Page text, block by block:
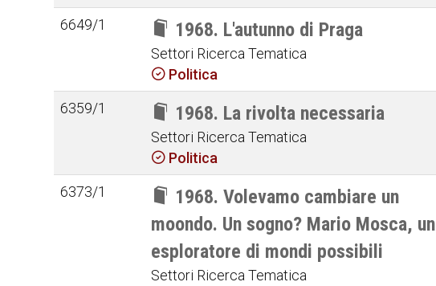
6649/1 1968. L'autunno di Praga
Settori Ricerca Tematica
Politica
6359/1 1968. La rivolta necessaria
Settori Ricerca Tematica
Politica
6373/1
1968. Volevamo cambiare un
moondo. Un sogno? Mario Mosca, un
esploratore di mondi possibili
Settori Ricerca Tematica